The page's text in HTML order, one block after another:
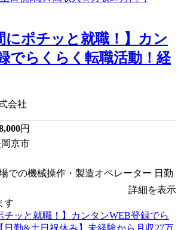
にポチッと就職！】カン
でらくらく転職活動！経
会社
円
京市
での機械操作・製造オペレーター 日勤
詳細を表示
す